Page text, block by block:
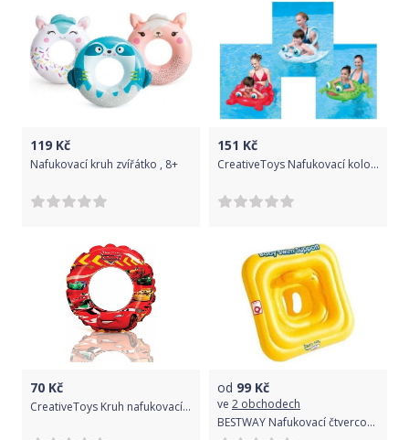
119 Kč
Nafukovací kruh zvířátko , 8+
151 Kč
CreativeToys Nafukovací kolo - zvířátka
70 Kč
CreativeToys Kruh nafukovací Cars
od 99 Kč
ve 2 obchodech
BESTWAY Nafukovací čtvercový kruh s křížem 69cm